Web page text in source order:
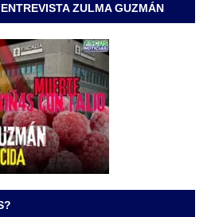
ZULMA GUZMÁN